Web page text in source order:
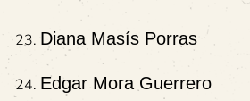
Diana Masís Porras
Edgar Mora Guerrero